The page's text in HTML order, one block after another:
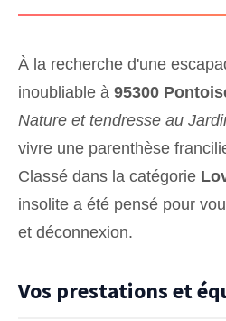
À la recherche d'une
inoubliable à 95300
Nature et tendresse au
vivre une parenthèse
Classé dans la catégorie
insolite a été pensé pour
et déconnexion.
Vos prestations et